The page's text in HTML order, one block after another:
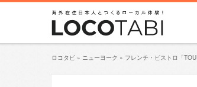
ロコタビ » ニューヨーク » フレンチ・ビストロ「